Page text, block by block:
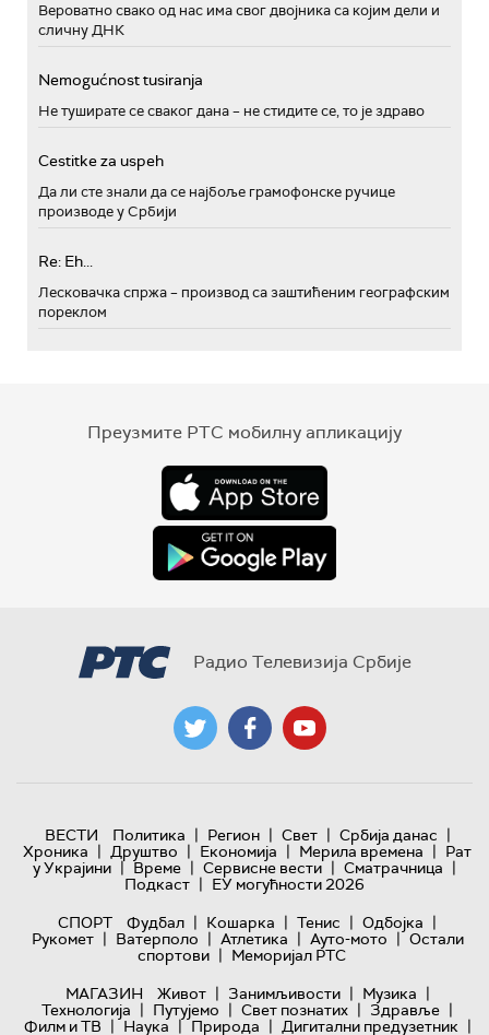
Вероватно свако од нас има свог двојника са којим дели и
сличну ДНК
Nemogućnost tusiranja
Не туширате се сваког дана – не стидите се, то је здраво
Cestitke za uspeh
Да ли сте знали да се најбоље грамофонске ручице
производе у Србији
Re: Eh...
Лесковачка спржа – производ са заштићеним географским
пореклом
Преузмите РТС мобилну апликацију
Радио Телевизија Србије
ВЕСТИ Политика | Регион | Свет | Србија данас |
Хроника | Друштво | Економија | Мерила времена | Рат
у Украјини | Време | Сервисне вести | Сматрачница |
Подкаст | ЕУ могућности 2026
СПОРТ
Фудбал | Кошарка | Тенис | Одбојка |
Рукомет | Ватерполо | Атлетика | Ауто-мото | Остали
спортови | Меморијал РТС
МАГАЗИН
Живот | Занимљивости | Музика |
Технологијa | Путујемо | Свет познатих | Здравље |
Филм и ТВ | Наука | Природа | Дигитални предузетник |